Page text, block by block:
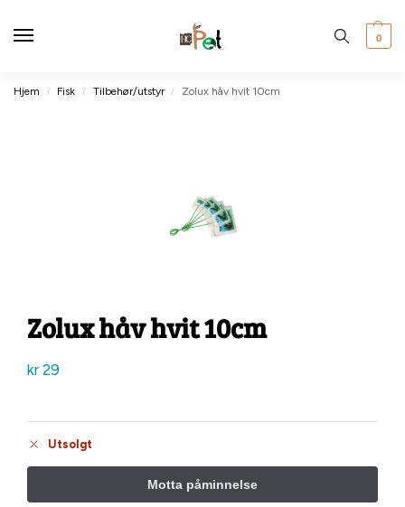
0
Hjem / Fisk / Tilbehør/utstyr / Zolux håv hvit 10cm
Zolux håv hvit 10cm
kr29
Utsolgt